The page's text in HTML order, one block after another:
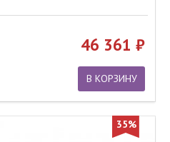
46 361
В КОРЗИНУ
35%